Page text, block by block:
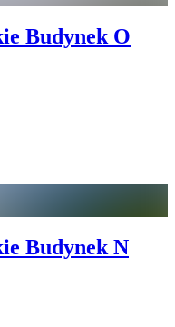
Budynek O
Budynek N